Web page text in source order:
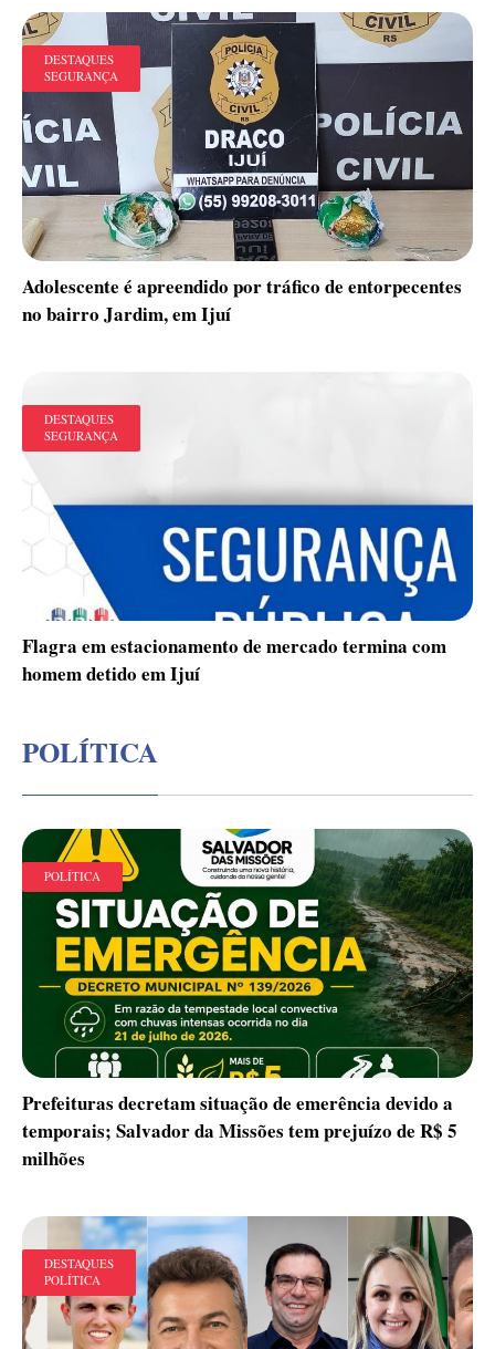
DESTAQUES
SEGURANÇA
Adolescente é apreendido por tráfico de entorpecentes
no bairro Jardim, em Ijuí
DESTAQUES
SEGURANÇA
Flagra em estacionamento de mercado termina com
homem detido em Ijuí
POLÍTICA
POLÍTICA
Prefeituras decretam situação de emerência devido a
temporais; Salvador da Missões tem prejuízo de R$ 5
milhões
DESTAQUES
POLÍTICA